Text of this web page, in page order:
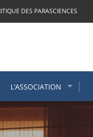
DES PARASCIENCES
L’ASSOCIATION